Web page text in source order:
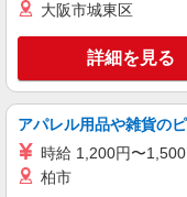
キープ
株式会社パソナ・東京キ
経理/
大阪市城東区
詳細を見る
アパレル用品や雑貨の
時給 1,200円〜1,500
柏市